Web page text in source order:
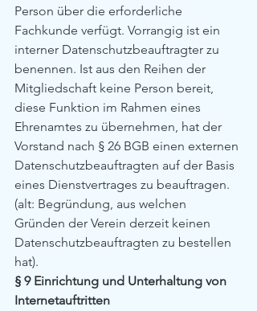
Person über die erforderliche
Fachkunde verfügt. Vorrangig ist ein
interner Datenschutzbeauftragter zu
benennen. Ist aus den Reihen der
Mitgliedschaft keine Person bereit,
diese Funktion im Rahmen eines
Ehrenamtes zu übernehmen, hat der
Vorstand nach § 26 BGB einen externen
Datenschutzbeauftragten auf der Basis
eines Dienstvertrages zu beauftragen.
(alt: Begründung, aus welchen
Gründen der Verein derzeit keinen
Datenschutzbeauftragten zu bestellen
hat).
§ 9 Einrichtung und Unterhaltung von
Internetauftritten